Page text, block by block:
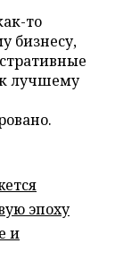
то
бизнесу,
лучшему
эпоху
и